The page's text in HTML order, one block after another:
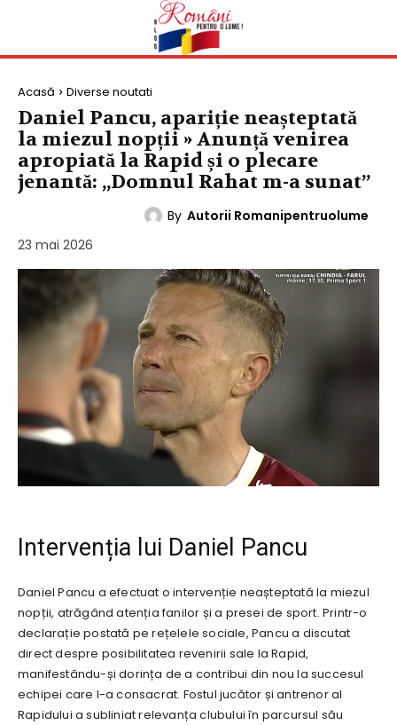
Acasă Diverse noutati
Daniel Pancu, apariție neașteptată
la miezul nopții » Anunță venirea
apropiată la Rapid și o plecare
jenantă: „Domnul Rahat m-a sunat”
By Autorii Romanipentruolume
23 mai 2026
Intervenția lui Daniel Pancu
Daniel Pancu a efectuat o intervenție neașteptată la miezul
nopții, atrăgând atenția fanilor și a presei de sport. Printr-o
declarație postată pe rețelele sociale, Pancu a discutat
direct despre posibilitatea revenirii sale la Rapid,
manifestându-și dorința de a contribui din nou la succesul
echipei care l-a consacrat. Fostul jucător și antrenor al
Rapidului a subliniat relevanța clubului în parcursul său